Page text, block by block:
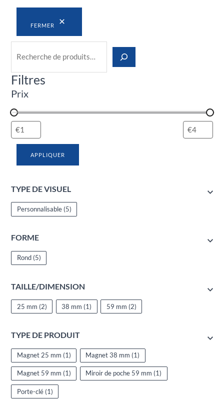
FERMER
Filtres
Prix
APPLIQUER
TYPE DE VISUEL
Personnalisable (5)
FORME
Rond (5)
TAILLE/DIMENSION
25 mm (2) 38 mm (1) 59 mm (2)
TYPE DE PRODUIT
Magnet 25 mm (1) Magnet 38 mm (1)
Magnet 59 mm (1) Miroir de poche 59 mm (1)
Porte-clé (1)